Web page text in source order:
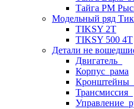
Тайга РМ
Модельный ряд
TIKSY 2T
TIKSY 500 4T
Детали не
Двигатель_
Корпус_рама
Трансмиссия_